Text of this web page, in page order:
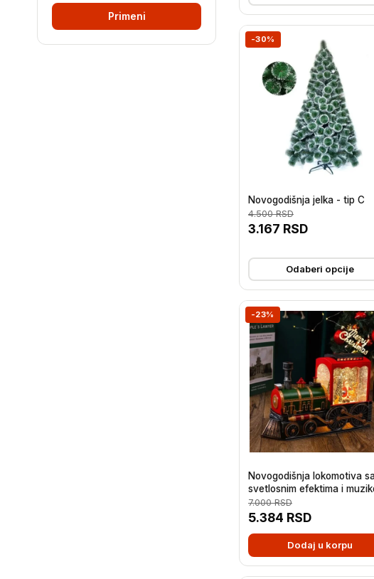
Primeni
-30%
Novogodišnja jelka - tip C
3.167 RSD
4.500RSD
Odaberi opcije
-23%
Novogodišnja lokomotiva
svetlosnim efektima i
5.384 RSD
7.000RSD
Dodaj u korpu